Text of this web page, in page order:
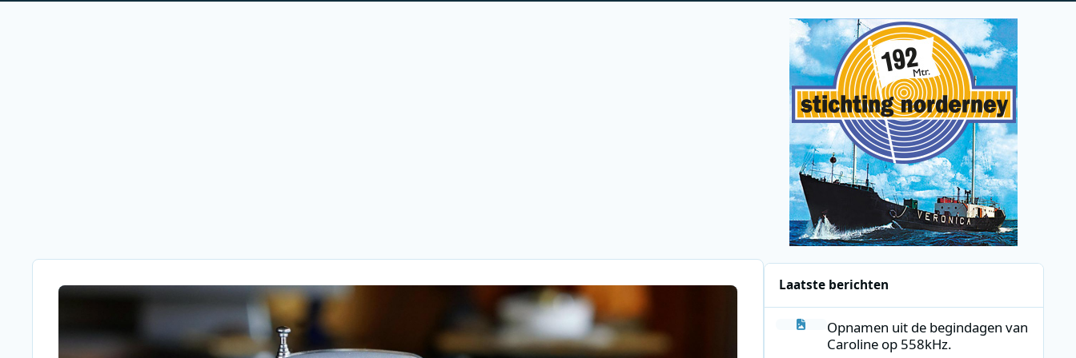
Laatste berichten
Opnamen uit de begindagen van Caroline op 558kHz.
Opnamen uit de begindagen van
Caroline op 558kHz.